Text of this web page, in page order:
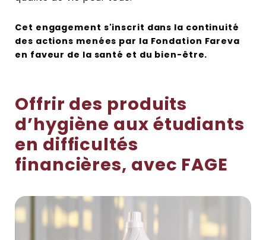
Cet engagement s'inscrit dans la continuité
des actions menées par la Fondation Fareva
en faveur de la santé et du bien-être.
Offrir des produits
d’hygiène aux étudiants
en difficultés
financières, avec FAGE